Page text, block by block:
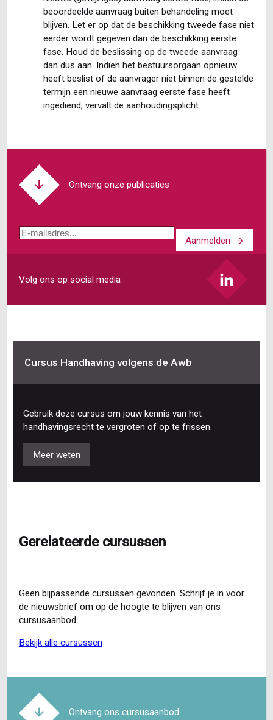
beoordeelde aanvraag buiten behandeling moet
blijven. Let er op dat de beschikking tweede fase niet
eerder wordt gegeven dan de beschikking eerste
fase. Houd de beslissing op de tweede aanvraag
dan dus aan. Indien het bestuursorgaan opnieuw
heeft beslist of de aanvrager niet binnen de gestelde
termijn een nieuwe aanvraag eerste fase heeft
ingediend, vervalt de aanhoudingsplicht.
Ontvang onze publicaties
E-
Aanmelden
Volg ons op social media
Cursus Handhaving volgens de Awb
Gebruik deze cursus om jouw kennis van het
handhavingsrecht te vergroten of op te frissen.
Meer weten
Gerelateerde cursussen
Geen bijpassende cursussen gevonden. Schrijf je in voor
de nieuwsbrief om op de hoogte te blijven van ons
cursusaanbod.
bekijk alle cursussen
Ontvang ons cursusaanbod